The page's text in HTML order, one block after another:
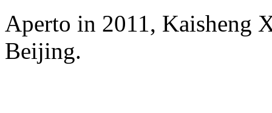
Aperto in 2011, Kaisheng
Beijing.